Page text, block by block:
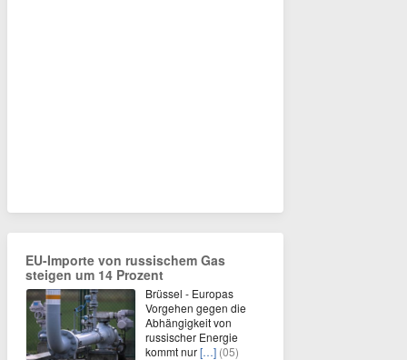
EU-Importe von russischem Gas
steigen um 14 Prozent
Brüssel - Europas
Vorgehen gegen die
Abhängigkeit von
russischer Energie
kommt nur[…] (05)